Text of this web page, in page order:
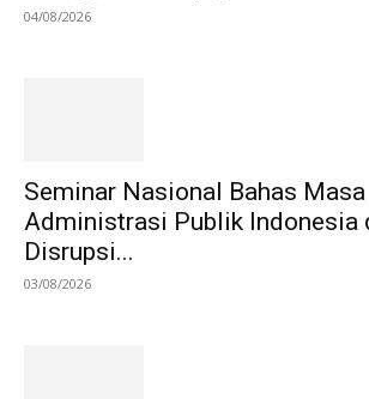
04/08/2026
Seminar Nasional Bahas Masa
Administrasi Publik Indonesia
Disrupsi...
03/08/2026